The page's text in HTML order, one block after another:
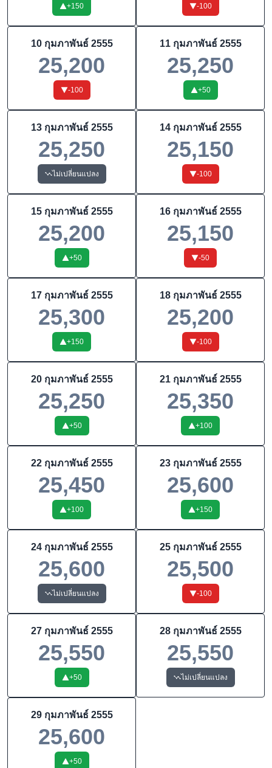
+150 -100
10 กุมภาพันธ์ 2555
25,200
-100
11 กุมภาพันธ์ 2555
25,250
+50
13 กุมภาพันธ์ 2555
25,250
ไม่เปลี่ยนแปลง
14 กุมภาพันธ์ 2555
25,150
-100
15 กุมภาพันธ์ 2555
25,200
+50
16 กุมภาพันธ์ 2555
25,150
-50
17 กุมภาพันธ์ 2555
25,300
+150
18 กุมภาพันธ์ 2555
25,200
-100
20 กุมภาพันธ์ 2555
25,250
+50
21 กุมภาพันธ์ 2555
25,350
+100
22 กุมภาพันธ์ 2555
25,450
+100
23 กุมภาพันธ์ 2555
25,600
+150
24 กุมภาพันธ์ 2555
25,600
ไม่เปลี่ยนแปลง
25 กุมภาพันธ์ 2555
25,500
-100
27 กุมภาพันธ์ 2555
25,550
+50
28 กุมภาพันธ์ 2555
25,550
ไม่เปลี่ยนแปลง
29 กุมภาพันธ์ 2555
25,600
+50